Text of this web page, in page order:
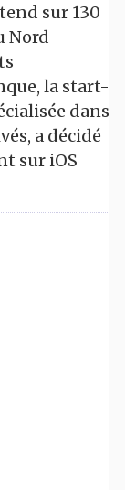
sur 130
Nord
la start-
dans
a décidé
sur iOS